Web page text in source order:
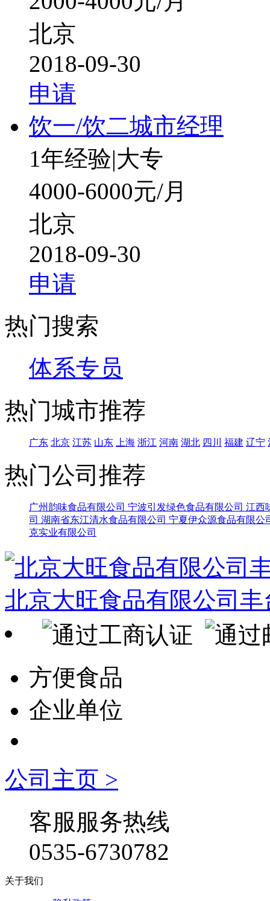
北京
2018-09-30
申请
饮一/饮二城市经理
1年经验|大专
4000-6000元/月
北京
2018-09-30
申请
热门搜索
体系专员
热门城市推荐
广东 北京 江苏 山东 上海 浙江 河南 湖北 四川 福建 辽宁
热门公司推荐
广州韵味食品有限公司 宁波引发绿色食品有限公司 江西
司 湖南省东江清水食品有限公司 宁夏伊众源食品有限公
克实业有限公司
北京大旺食品有限公司
方便食品
企业单位
公司主页 >
客服服务热线
0535-6730782
关于我们